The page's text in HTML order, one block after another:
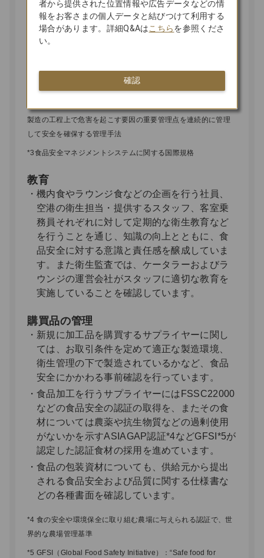
い衛生管理基準を満たしているかを厳しく管
理しています。衛生監査は全運航地点のケー
タラーに対して年2回、自営ラウンジに関して
門が確認しています。
製造の工程上で危害を起こす要因の重要管理点を連続的に管理
して安全を確保する管理手法
*3食品安全マネジメントシステムに関する国際規格
教育
機内食やラウンジ食などの企画を行う社員、
空港の衛生担当・提供するスタッフ、客室乗
務員それぞれに対して定期的な衛生教育など
を行うことを通じ、知識の向上とともに、食
品安全に対する意識と責任感を醸成していま
す。また衛生監査では、ケータラーおよびラ
ウンジの運営会社がスタッフに適切な教育を
実施していることを確認しています。
購買品の管理
新規に加工品を購買するサプライヤーに関し
ては、お取引条件を定めて適正な製造環境、
衛生管理の下で製造されているかなど、食品
安全にかかわる事前確認を行っています。
食品加工を行うサプライヤーにはFSSC22000
などの食品安全の認証の取得を、またその食
材については農薬や抗生物質などの過剰使用
がないかを示すASIAGAP認証*4などGFSI*5が
認定した認証食材の採用を進めています。
食品の包装資材についても、供給元から提出
される食品安全および品質に関する仕様書な
どの各種書面を確認しています。
*4 食の安全や環境保全に取り組む農場に与えられる認証で、世
界的な農場管理基準
*5 GFSI（Global Food Safety Initiative）：“Safe food for
者から提供された位置情報や広告データなどの情
報をお客さまの個人データと結びつけて利用する
場合があります。詳細Q&Aはこちらを参照くださ
い。
確認